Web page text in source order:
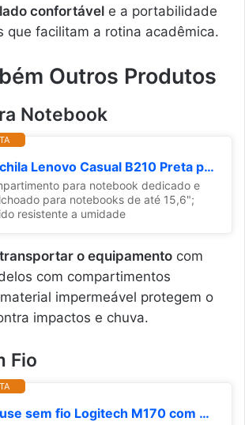
confortável e a portabilidade
que facilitam a rotina acadêmica.
Outros Produtos
Notebook
Mochila Lenovo Casual B210 Preta para notebook de até 15.6" GX40Q17225
para notebook dedicado e
para notebooks de até 15,6";
resistente a umidade
transportar o equipamento com
com compartimentos
impermeável protegem o
impactos e chuva.
Fio
Mouse sem fio Logitech M170 com Design Ambidestro Compacto, Conexão USB e Pilha Inclusa - Preto